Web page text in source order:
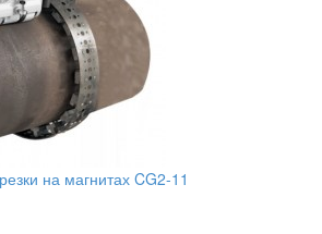
на магнитах CG2-11